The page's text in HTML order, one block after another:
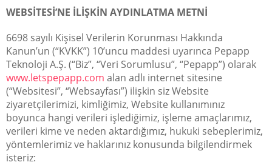
WEBSİTESİ’NE İLİŞKİN AYDINLATMA METNİ
6698 sayılı Kişisel Verilerin Korunması Hakkında
Kanun’un (“KVKK”) 10’uncu maddesi uyarınca Pepapp
Teknoloji A.Ş. (“Biz”, “Veri Sorumlusu”, “Pepapp”) olarak
www.letspepapp.com alan adlı internet sitesine
(“Websitesi”, “Websayfası”) ilişkin siz Website
ziyaretçilerimizi, kimliğimiz, Website kullanımınız
boyunca hangi verileri işlediğimiz, işleme amaçlarımız,
verileri kime ve neden aktardığımız, hukuki sebeplerimiz,
yöntemlerimiz ve haklarınız konusunda bilgilendirmek
isteriz: